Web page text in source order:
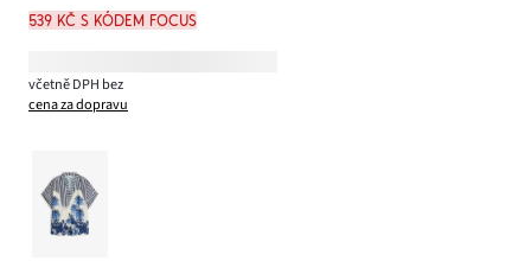
539 Kč s kódem FOCUS
včetně DPH bez
cena za dopravu